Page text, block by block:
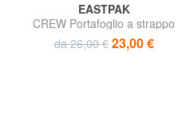
EASTPAK
CREW Portafoglio a strappo
da 26,00 € 23,00 €